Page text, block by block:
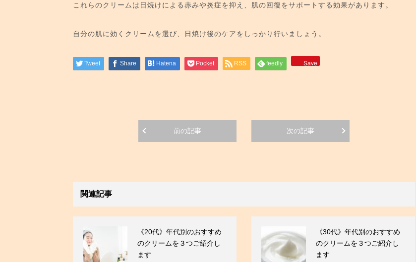
これらのクリームは日焼けによる赤みや炎症を抑え、肌の回復をサポートする効果があります。
自分の肌に効くクリームを選び、日焼け後のケアをしっかり行いましょう。
Tweet Share Hatena Pocket RSS feedly Save
前の記事 次の記事
関連記事
《20代》年代別のおすすめ
のクリームを３つご紹介し
ます
《30代》年代別のおすすめ
のクリームを３つご紹介し
ます